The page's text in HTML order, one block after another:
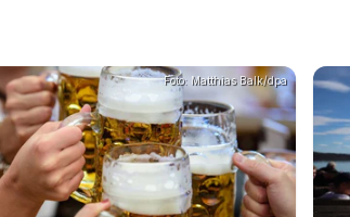
Foto: Matthias Balk/dpa